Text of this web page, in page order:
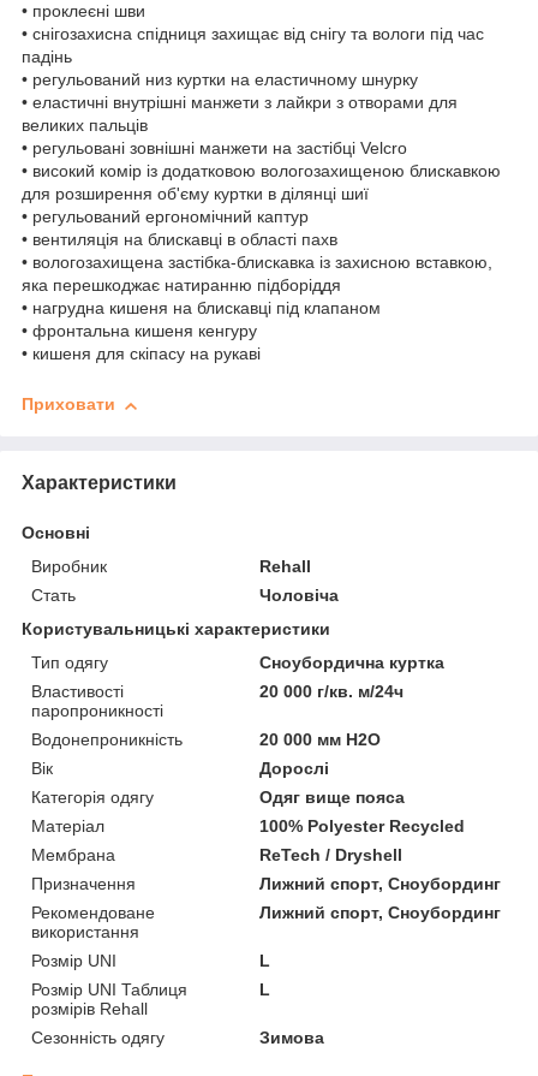
• проклеєні шви
• снігозахисна спідниця захищає від снігу та вологи під час
падінь
• регульований низ куртки на еластичному шнурку
• еластичні внутрішні манжети з лайкри з отворами для
великих пальців
• регульовані зовнішні манжети на застібці Velcro
• високий комір із додатковою вологозахищеною блискавкою
для розширення об'єму куртки в ділянці шиї
• регульований ергономічний каптур
• вентиляція на блискавці в області пахв
• вологозахищена застібка-блискавка із захисною вставкою,
яка перешкоджає натиранню підборіддя
• нагрудна кишеня на блискавці під клапаном
• фронтальна кишеня кенгуру
• кишеня для скіпасу на рукаві
Приховати
Характеристики
Основні
Виробник
Rehall
Стать
Чоловіча
Користувальницькі характеристики
Тип одягу
Сноубордична куртка
Властивості
паропроникності
20 000 г/кв. м/24ч
Водонепроникність
20 000 мм H2O
Вік
Дорослі
Категорія одягу
Одяг вище пояса
Матеріал
100% Polyester Recycled
Мембрана
ReTech / Dryshell
Призначення
Лижний спорт, Сноубординг
Рекомендоване
використання
Лижний спорт, Сноубординг
Розмір UNI
L
Розмір UNI Таблиця
розмірів Rehall
L
Сезонність одягу Зимова